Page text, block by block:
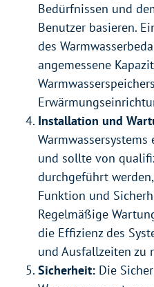
Bedürfnissen und
Benutzer basieren.
des
angemessene
Installation und
und sollte von
durchgeführt
Funktion und
Regelmäßige
die Effizienz des
und Ausfallzeiten zu
Sicherheit: Die